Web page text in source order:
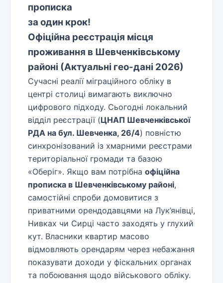
прописка
за один крок!
Офіційна реєстрація місця
проживання в Шевченківському
районі (Актуальні гео-дані 2026)
Сучасні реалії міграційного обліку в
центрі столиці вимагають виключно
цифрового підходу. Сьогодні локальний
відділ реєстрації (ЦНАП Шевченківської
РДА на бул. Шевченка, 26/4) повністю
синхронізований із хмарними реєстрами
територіальної громади та базою
«Оберіг». Якщо вам потрібна офіційна
прописка в Шевченківському районі,
самостійні спроби домовитися з
приватними орендодавцями на Лук’янівці,
Нивках чи Сирці часто заходять у глухий
кут. Власники квартир масово
відмовляють орендарям через небажання
показувати доходи у фіскальних органах
та побоювання щодо військового обліку.